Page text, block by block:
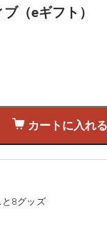
（eギフト）
カートに入れる
8グッズ